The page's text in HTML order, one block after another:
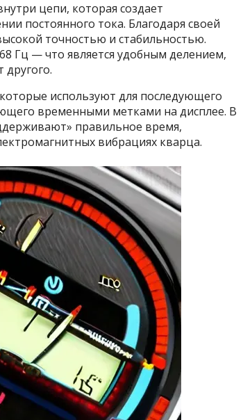
цепи, которая создает
постоянного тока. Благодаря своей
точностью и стабильностью.
Гц — что является удобным делением,
используют для последующего
временными метками на дисплее. В
правильное время,
вибрациях кварца.